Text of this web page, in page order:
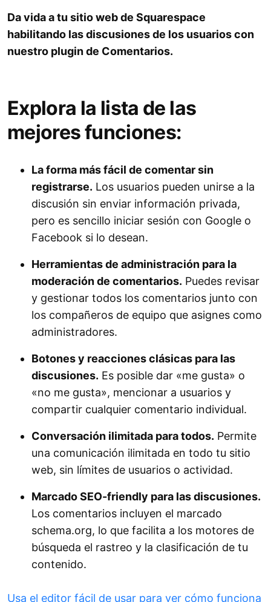
Da vida a tu sitio web de Squarespace
habilitando las discusiones de los usuarios con
nuestro plugin de Comentarios.
Explora la lista de las
mejores funciones:
La forma más fácil de comentar sin
registrarse. Los usuarios pueden unirse a la
discusión sin enviar información privada,
pero es sencillo iniciar sesión con Google o
Facebook si lo desean.
Herramientas de administración para la
moderación de comentarios. Puedes revisar
y gestionar todos los comentarios junto con
los compañeros de equipo que asignes como
administradores.
Botones y reacciones clásicas para las
discusiones. Es posible dar «me gusta» o
«no me gusta», mencionar a usuarios y
compartir cualquier comentario individual.
Conversación ilimitada para todos. Permite
una comunicación ilimitada en todo tu sitio
web, sin límites de usuarios o actividad.
Marcado SEO-friendly para las discusiones.
Los comentarios incluyen el marcado
schema.org, lo que facilita a los motores de
búsqueda el rastreo y la clasificación de tu
contenido.
Usa el editor fácil de usar para ver cómo funciona